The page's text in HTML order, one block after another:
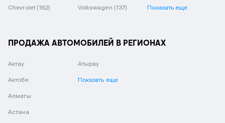
Chevrolet (162) Volkswagen (137) Показать еще
ПРОДАЖА АВТОМОБИЛЕЙ В РЕГИОНАХ
Актау
Актобе
Алматы
Астана
Атырау
Показать еще